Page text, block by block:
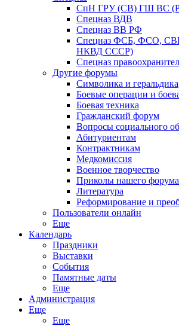
СпН ГРУ (СВ) ГШ ВС
Спецназ ВДВ
Спецназ ВВ РФ
Спецназ ФСБ, ФСО,
НКВД СССР)
Спецназ
Другие форумы
Символика и геральдика
Боевые операции и
Боевая техника
Гражданский форум
Вопросы социального
Абитуриентам
Контрактникам
Медкомиссия
Военное творчество
Приколы нашего форума
Литература
Реформирование и
Пользователи онлайн
Еще
Календарь
Праздники
Выставки
События
Памятные даты
Еще
Администрация
Еще
Еще